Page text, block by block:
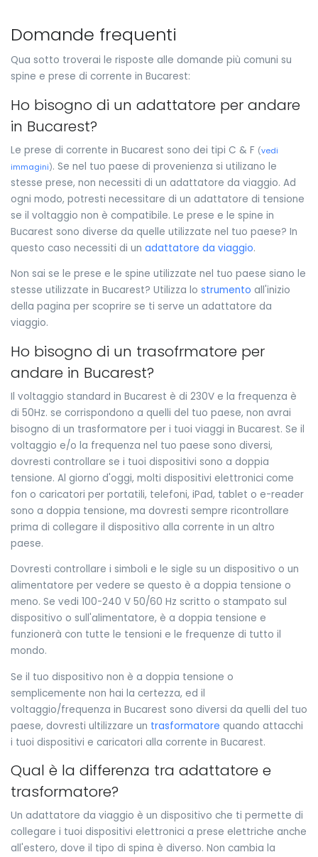
Domande frequenti
Qua sotto troverai le risposte alle domande più comuni su
spine e prese di corrente in Bucarest:
Ho bisogno di un adattatore per andare
in Bucarest?
Le prese di corrente in Bucarest sono dei tipi C & F (vedi
immagini). Se nel tuo paese di provenienza si utilizano le
stesse prese, non necessiti di un adattatore da viaggio. Ad
ogni modo, potresti necessitare di un adattatore di tensione
se il voltaggio non è compatibile. Le prese e le spine in
Bucarest sono diverse da quelle utilizzate nel tuo paese? In
questo caso necessiti di un adattatore da viaggio.
Non sai se le prese e le spine utilizzate nel tuo paese siano le
stesse utilizzate in Bucarest? Utilizza lo strumento all'inizio
della pagina per scoprire se ti serve un adattatore da
viaggio.
Ho bisogno di un trasofrmatore per
andare in Bucarest?
Il voltaggio standard in Bucarest è di 230V e la frequenza è
di 50Hz. se corrispondono a quelli del tuo paese, non avrai
bisogno di un trasformatore per i tuoi viaggi in Bucarest. Se il
voltaggio e/o la frequenza nel tuo paese sono diversi,
dovresti controllare se i tuoi dispositivi sono a doppia
tensione. Al giorno d'oggi, molti dispositivi elettronici come
fon o caricatori per portatili, telefoni, iPad, tablet o e-reader
sono a doppia tensione, ma dovresti sempre ricontrollare
prima di collegare il dispositivo alla corrente in un altro
paese.
Dovresti controllare i simboli e le sigle su un dispositivo o un
alimentatore per vedere se questo è a doppia tensione o
meno. Se vedi 100-240 V 50/60 Hz scritto o stampato sul
dispositivo o sull'alimentatore, è a doppia tensione e
funzionerà con tutte le tensioni e le frequenze di tutto il
mondo.
Se il tuo dispositivo non è a doppia tensione o
semplicemente non hai la certezza, ed il
voltaggio/frequenza in Bucarest sono diversi da quelli del tuo
paese, dovresti ultilizzare un trasformatore quando attacchi
i tuoi dispositivi e caricatori alla corrente in Bucarest.
Qual è la differenza tra adattatore e
trasformatore?
Un adattatore da viaggio è un dispositivo che ti permette di
collegare i tuoi dispositivi elettronici a prese elettriche anche
all'estero, dove il tipo di spina è diverso. Non cambia la